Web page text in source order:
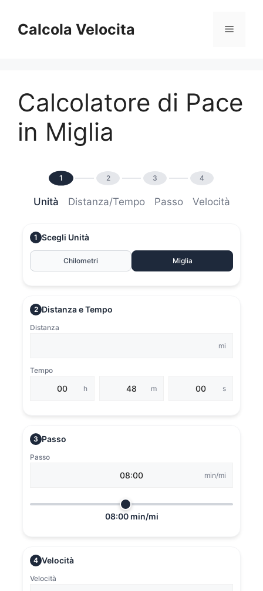
contenuto
Calcola Velocita Menu
Calcolatore di Pace
in Miglia
1 2 3 4
Unità Distanza/Tempo Passo Velocità
1 Scegli Unità
Chilometri Miglia
2 Distanza e Tempo
Distanza
mi
Tempo
h m s
3 Passo
Passo
min/mi
08:00 min/mi
4 Velocità
Velocità